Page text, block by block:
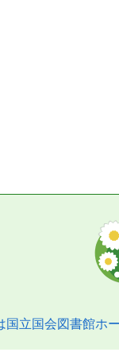
国立国会図書館ホ